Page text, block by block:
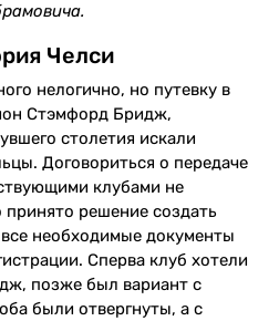
Челси
нелогично, но путевку в
Стэмфорд Бридж,
столетия искали
Договориться о передаче
клубами не
решение создать
необходимые документы
Сперва клуб хотели
позже был вариант с
были отвергнуты, а с